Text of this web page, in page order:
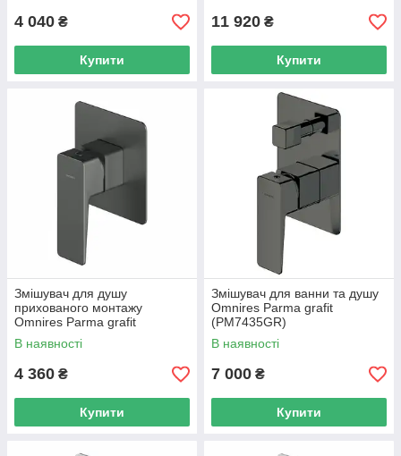
4 040 ₴
Купити
11 920 ₴
Купити
Змішувач для душу
прихованого монтажу
Omnires Parma grafit
(PM7445GR)
В наявності
4 360 ₴
Купити
Змішувач для ванни та душу
Omnires Parma grafit
(PM7435GR)
В наявності
7 000 ₴
Купити